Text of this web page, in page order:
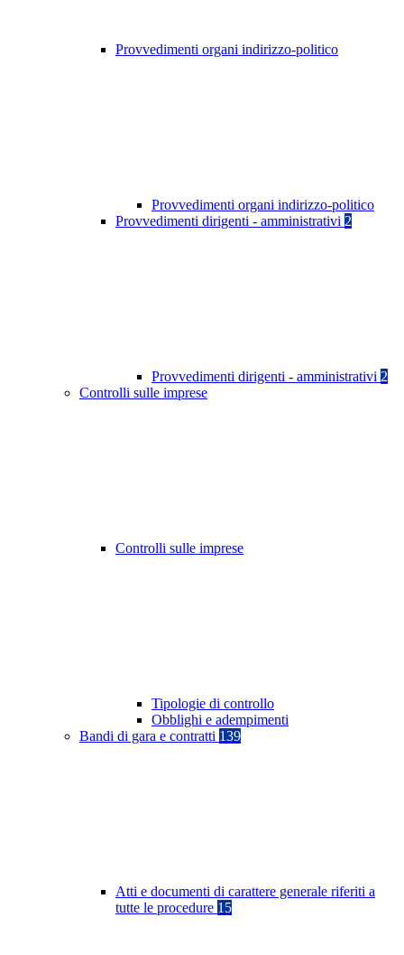
Provvedimenti organi indirizzo-politico
Provvedimenti organi indirizzo-politico
Provvedimenti dirigenti - amministrativi 2
Provvedimenti dirigenti - amministrativi 2
Controlli sulle imprese
Controlli sulle imprese
Tipologie di controllo
Obblighi e adempimenti
Bandi di gara e contratti 139
Atti e documenti di carattere generale riferiti a
tutte le procedure 15